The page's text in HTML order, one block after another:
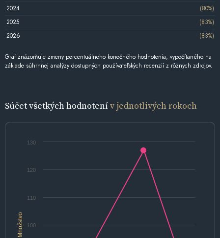
2024
(80%)
2025
(83%)
2026
(83%)
Graf znázorňuje zmeny percentuálneho konečného hodnotenia, vypočítaného na
základe súhrnnej analýzy dostupných používateľských recenzií z rôznych zdrojov.
Súčet všetkých hodnotenív jednotlivých rokoch
Množstvo 100
110
120
130